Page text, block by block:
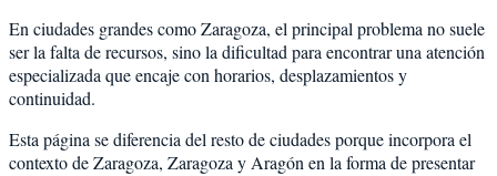
En ciudades grandes como Zaragoza, el principal problema no suele
ser la falta de recursos, sino la dificultad para encontrar una atención
especializada que encaje con horarios, desplazamientos y
continuidad.
Esta página se diferencia del resto de ciudades porque incorpora el
contexto deZaragoza, Zaragoza y Aragón en la forma de presentar